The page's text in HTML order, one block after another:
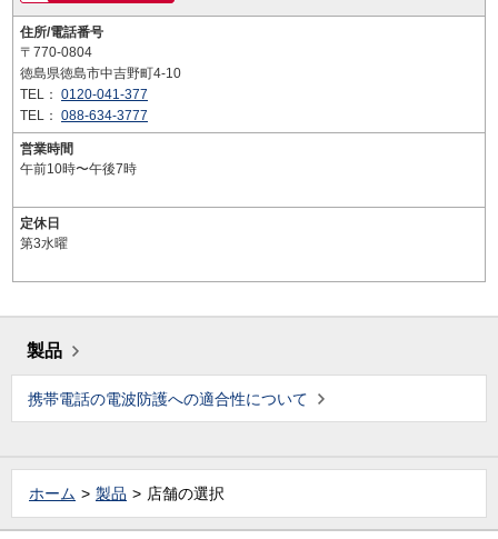
住所/電話番号
〒770-0804
徳島県徳島市中吉野町4-10
TEL： 0120-041-377
TEL： 088-634-3777
営業時間
午前10時〜午後7時
定休日
第3水曜
製品
携帯電話の電波防護への適合性について
ホーム 製品 店舗の選択